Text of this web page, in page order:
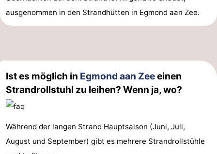
ausgenommen in den Strandhütten in Egmond aan Zee.
Ist es möglich in Egmond aan Zeeeinen
Strandrollstuhl zu leihen? Wenn ja, wo?
Während der langen Strand Hauptsaison (Juni, Juli,
August und September) gibt es mehrere Strandrollstühle